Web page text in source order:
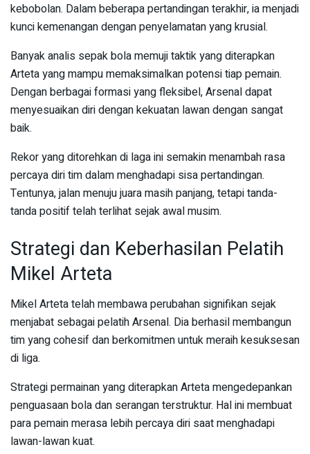
kebobolan. Dalam beberapa pertandingan terakhir, ia menjadi
kunci kemenangan dengan penyelamatan yang krusial.
Banyak analis sepak bola memuji taktik yang diterapkan
Arteta yang mampu memaksimalkan potensi tiap pemain.
Dengan berbagai formasi yang fleksibel, Arsenal dapat
menyesuaikan diri dengan kekuatan lawan dengan sangat
baik.
Rekor yang ditorehkan di laga ini semakin menambah rasa
percaya diri tim dalam menghadapi sisa pertandingan.
Tentunya, jalan menuju juara masih panjang, tetapi tanda-
tanda positif telah terlihat sejak awal musim.
Strategi dan Keberhasilan Pelatih
Mikel Arteta
Mikel Arteta telah membawa perubahan signifikan sejak
menjabat sebagai pelatih Arsenal. Dia berhasil membangun
tim yang cohesif dan berkomitmen untuk meraih kesuksesan
di liga.
Strategi permainan yang diterapkan Arteta mengedepankan
penguasaan bola dan serangan terstruktur. Hal ini membuat
para pemain merasa lebih percaya diri saat menghadapi
lawan-lawan kuat.